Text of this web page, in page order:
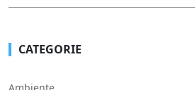
CATEGORIE